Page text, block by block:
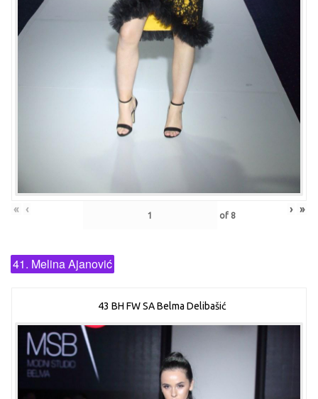
« ‹ of 8 › »
41. Melina Ajanović
43 BH FW SA Belma Delibašić